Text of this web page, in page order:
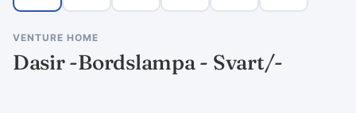
VENTURE HOME
Dasir -Bordslampa - Svart/-